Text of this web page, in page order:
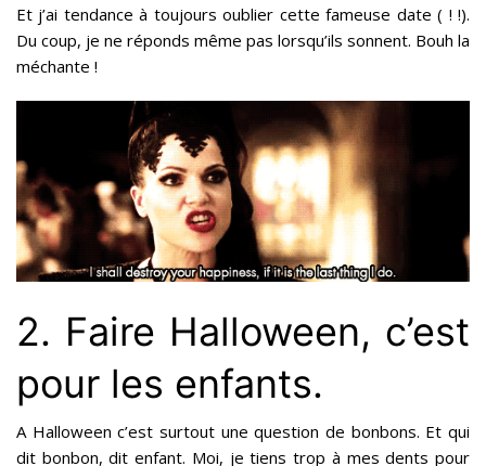
Et j’ai tendance à toujours oublier cette fameuse date ( ! !).
Du coup, je ne réponds même pas lorsqu’ils sonnent. Bouh la
méchante !
2. Faire Halloween, c’est
pour les enfants.
A Halloween c’est surtout une question de bonbons. Et qui
dit bonbon, dit enfant. Moi, je tiens trop à mes dents pour